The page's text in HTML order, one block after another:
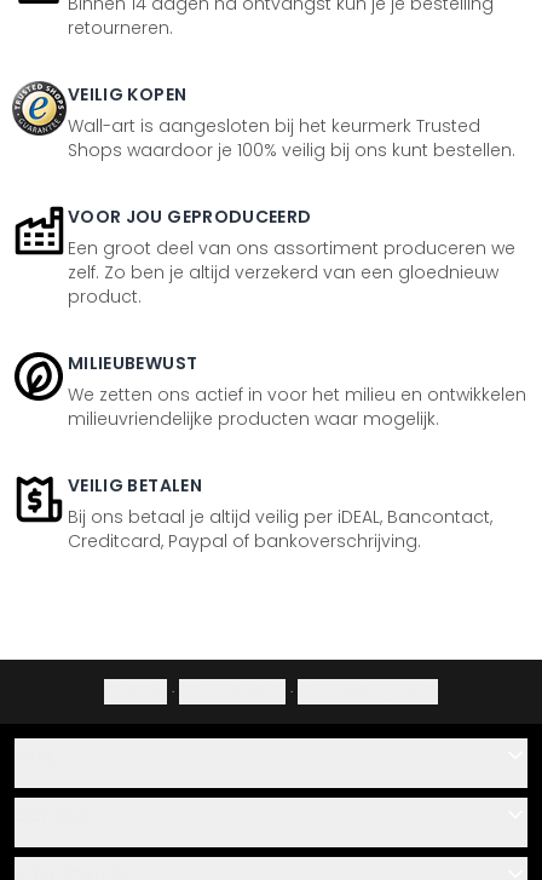
retourneren.
VEILIG KOPEN
Wall-art is aangesloten bij het keurmerk Trusted
Shops waardoor je 100% veilig bij ons kunt bestellen.
VOOR JOU GEPRODUCEERD
Een groot deel van ons assortiment produceren we
zelf. Zo ben je altijd verzekerd van een gloednieuw
product.
MILIEUBEWUST
We zetten ons actief in voor het milieu en ontwikkelen
milieuvriendelijke producten waar mogelijk.
VEILIG BETALEN
Bij ons betaal je altijd veilig per iDEAL, Bancontact,
Creditcard, Paypal of bankoverschrijving.
· ·
Over ons